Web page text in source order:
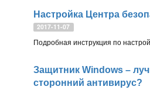
Настройка Центра
2017-11-07
Защитник Windows –
сторонний антивирус?